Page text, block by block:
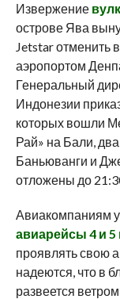
Извержение
острове Ява
Jetstar отменить
аэропортом
Генеральный
Индонезии
которых вошли
Рай» на Бали,
Баньюванги и
отложены до
Авиакомпаниям
авиарейсы 4 и
проявлять свою
надеются, что в
развеется